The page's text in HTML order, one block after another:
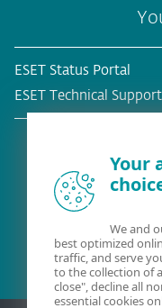
ESET Status Portal
ESET Technical Support
Your
We and
best optimized
traffic, and serve
to the collection of
close", decline all
essential cookies